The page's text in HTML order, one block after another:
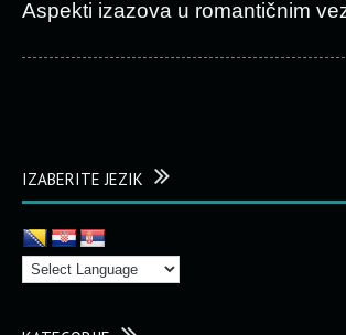
Aspekti izazova u romantičnim
IZABERITE JEZIK